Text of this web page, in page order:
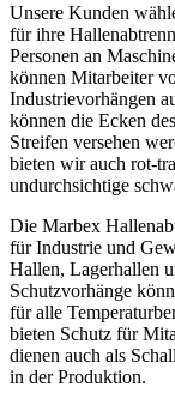
Unsere Kunden
für ihre
Personen an
können Mitarbeiter
Industrievorhängen
können die Ecken
Streifen versehen
bieten wir auch rot-
undurchsichtige
Die Marbex
für Industrie und
Hallen, Lagerhallen
Schutzvorhänge
für alle
bieten Schutz für
dienen auch als
in der Produktion.